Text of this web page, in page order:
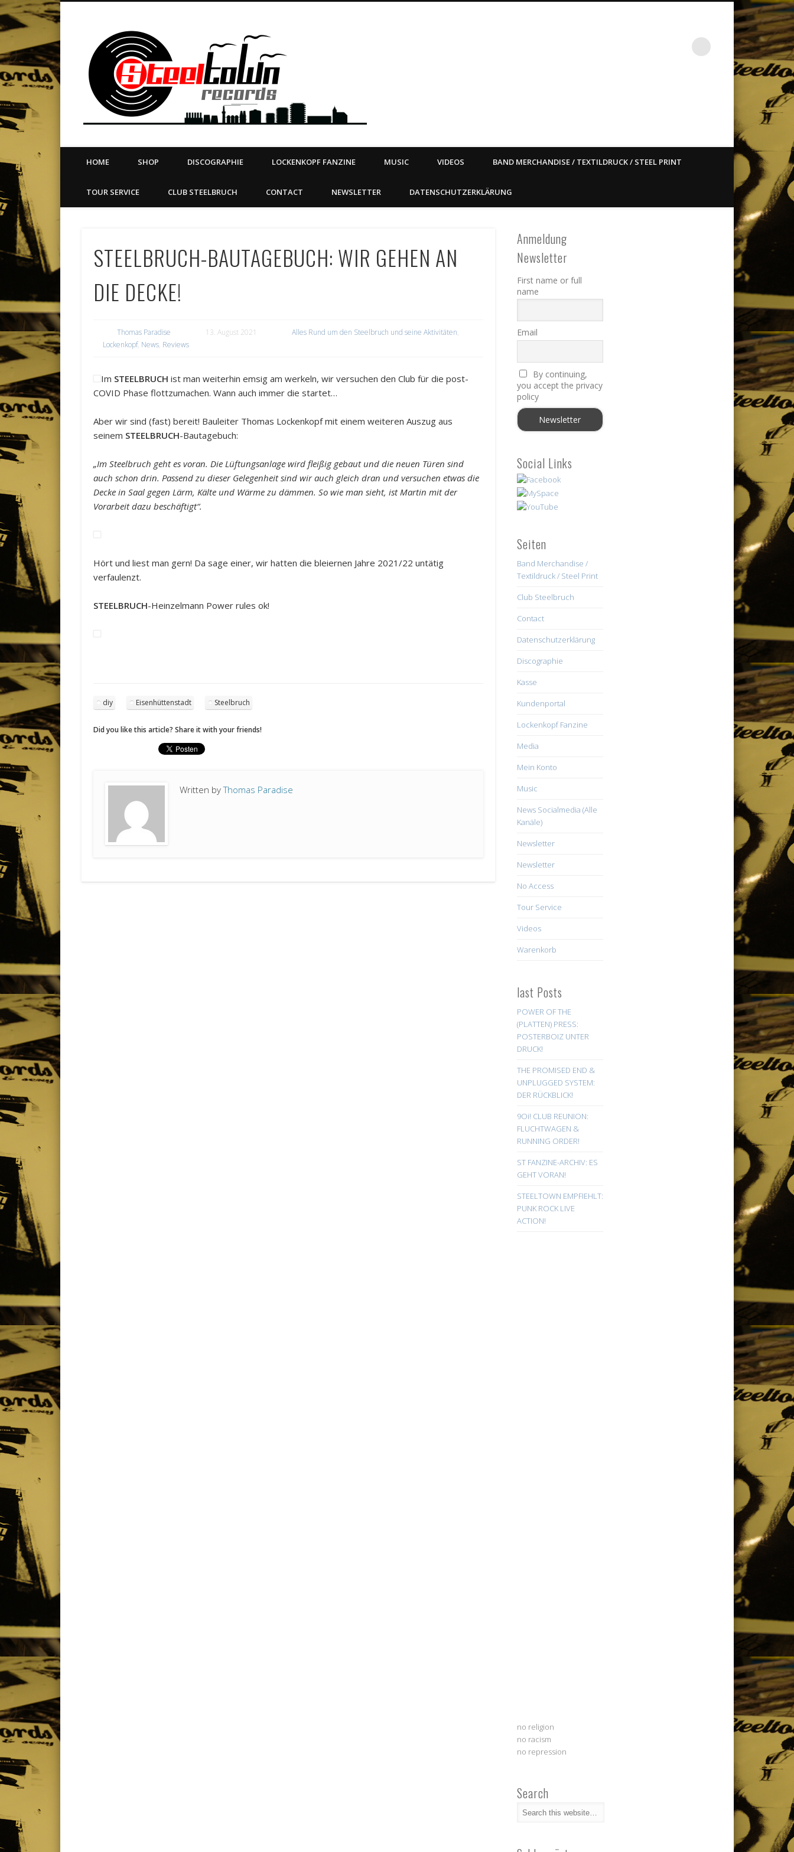
Steeltown Records – East ain`t dead so straight
LABEL | MERCH | PRINT | DIY | FANZINE | TOURSERVICE | BOOKING
VimeoDribble LinkedIn
HOME SHOP DISCOGRAPHIE LOCKENKOPF FANZINE MUSIC VIDEOS BAND MERCHANDISE / TEXTILDRUCK / STEEL PRINT
TOUR SERVICE CLUB STEELBRUCH CONTACT NEWSLETTER DATENSCHUTZERKLÄRUNG
STEELBRUCH-BAUTAGEBUCH: WIR GEHEN AN
DIE DECKE!
Thomas Paradise 13. August 2021 Alles Rund um den Steelbruch und seine Aktivitäten,
Lockenkopf, News, Reviews
Im STEELBRUCH ist man weiterhin emsig am werkeln, wir versuchen den Club für die post-
COVID Phase flottzumachen. Wann auch immer die startet…
Aber wir sind (fast) bereit! Bauleiter Thomas Lockenkopf mit einem weiteren Auszug aus
seinem STEELBRUCH-Bautagebuch:
„Im Steelbruch geht es voran. Die Lüftungsanlage wird fleißig gebaut und die neuen Türen sind
auch schon drin. Passend zu dieser Gelegenheit sind wir auch gleich dran und versuchen etwas die
Decke in Saal gegen Lärm, Kälte und Wärme zu dämmen. So wie man sieht, ist Martin mit der
Vorarbeit dazu beschäftigt“.
Hört und liest man gern! Da sage einer, wir hatten die bleiernen Jahre 2021/22 untätig
verfaulenzt.
STEELBRUCH-Heinzelmann Power rules ok!
diy Eisenhüttenstadt Steelbruch
Did you like this article? Share it with your friends!
Written byThomas Paradise
Anmeldung
Newsletter
First name or full
name
Email
By continuing,
you accept the privacy
policy
Social Links
Seiten
Band Merchandise /
Textildruck / Steel Print
Club Steelbruch
Contact
Datenschutzerklärung
Discographie
Kasse
Kundenportal
Lockenkopf Fanzine
Media
Mein Konto
Music
News Socialmedia (Alle
Kanäle)
Newsletter
Newsletter
No Access
Tour Service
Videos
Warenkorb
last Posts
POWER OF THE
(PLATTEN) PRESS:
POSTERBOIZ UNTER
DRUCK!
THE PROMISED END &
UNPLUGGED SYSTEM:
DER RÜCKBLICK!
9Oi! CLUB REUNION:
FLUCHTWAGEN &
RUNNING ORDER!
ST FANZINE-ARCHIV: ES
GEHT VORAN!
STEELTOWN EMPFIEHLT:
PUNK ROCK LIVE
ACTION!
no religion
no racism
no repression
Search